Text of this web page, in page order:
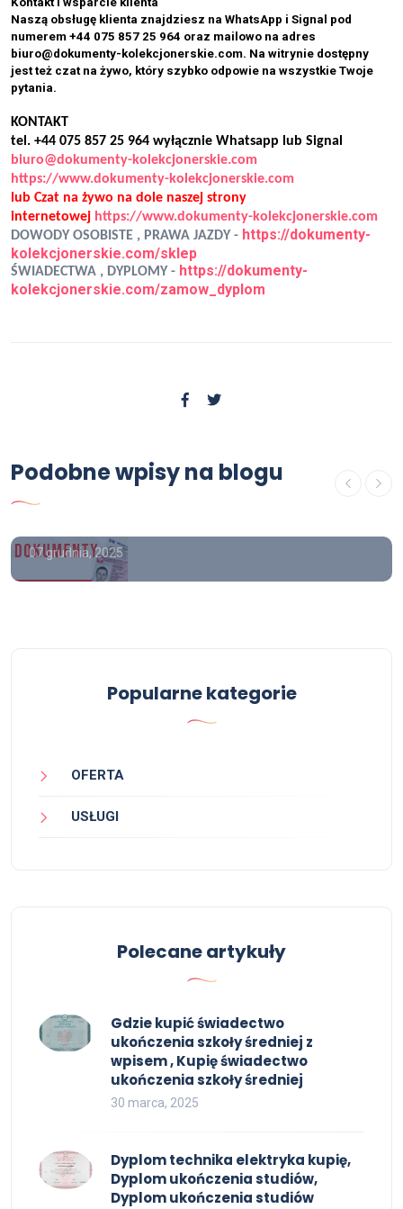
Naszą obsługę klienta znajdziesz na WhatsApp i Signal pod
numerem +44 075 857 25 964 oraz mailowo na adres
biuro@dokumenty-kolekcjonerskie.com. Na witrynie dostępny
jest też czat na żywo, który szybko odpowie na wszystkie Twoje
pytania.
KONTAKT
tel. +44 075 857 25 964 wyłącznie Whatsapp lub Signal
biuro@dokumenty-kolekcjonerskie.com
https://www.dokumenty-kolekcjonerskie.com
lub Czat na żywo na dole naszej strony
internetowej https://www.dokumenty-kolekcjonerskie.com
DOWODY OSOBISTE , PRAWA JAZDY - https://dokumenty-
kolekcjonerskie.com/sklep
ŚWIADECTWA , DYPLOMY - https://dokumenty-
kolekcjonerskie.com/zamow_dyplom
Podobne wpisy na blogu
po zawodówce, liceum w 7 dni
cena, kupię maturę z wpisem,
kupię świadectwo z wpisem
07 grudnia, 2025
Popularne kategorie
OFERTA
USŁUGI
Polecane artykuły
Gdzie kupić świadectwo
ukończenia szkoły średniej z
wpisem , Kupię świadectwo
ukończenia szkoły średniej
30 marca, 2025
Dyplom technika elektryka kupię,
Dyplom ukończenia studiów,
Dyplom ukończenia studiów